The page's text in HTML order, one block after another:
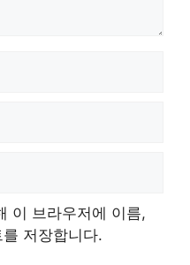
이 브라우저에 이름,
저장합니다.